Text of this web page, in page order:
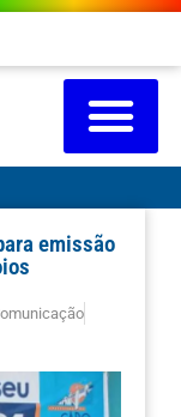
emissão